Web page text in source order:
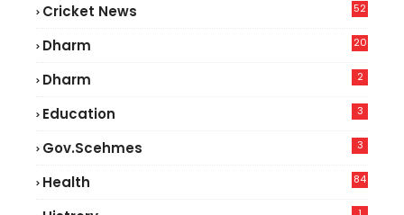
Cricket News
52
Dharm 20
Dharm 2
Education 3
Gov.scehmes 3
Health
84